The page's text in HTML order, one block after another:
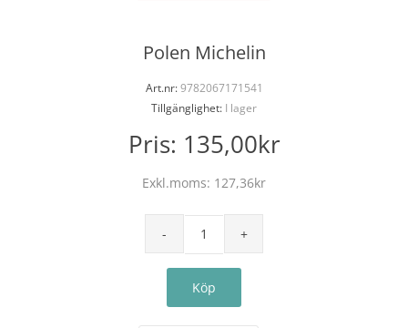
Polen Michelin
Art.nr:9782067171541
Tillgänglighet: I lager
Pris: 135,00kr
Exkl.moms: 127,36kr